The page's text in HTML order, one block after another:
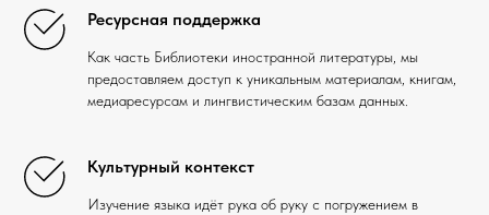
Ресурсная поддержка
Как часть Библиотеки иностранной литературы, мы
предоставляем доступ к уникальным материалам, книгам,
медиаресурсам и лингвистическим базам данных.
Культурный контекст
Изучение языка идёт рука об руку с погружением в